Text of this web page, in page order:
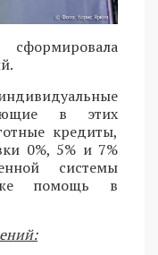
в этих
кредиты,
0%, 5% и 7%
системы
помощь в